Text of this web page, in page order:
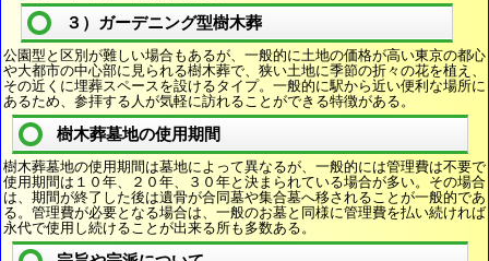
３）ガーデニング型樹木葬
公園型と区別が難しい場合もあるが、一般的に土地の価格が高い東京の都心
や大都市の中心部に見られる樹木葬で、狭い土地に季節の折々の花を植え、
その近くに埋葬スペースを設けるタイプ。一般的に駅から近い便利な場所に
あるため、参拝する人が気軽に訪れることができる特徴がある。
樹木葬墓地の使用期間
樹木葬墓地の使用期間は墓地によって異なるが、一般的には管理費は不要で
使用期間は１０年、２０年、３０年と決まられている場合が多い。その場合
は、期間が終了した後は遺骨が合同墓や集合墓へ移されることが一般的であ
る。管理費が必要となる場合は、一般のお墓と同様に管理費を払い続ければ
永代で使用し続けることが出来る所も多数ある。